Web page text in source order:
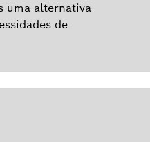
uma alternativa
de